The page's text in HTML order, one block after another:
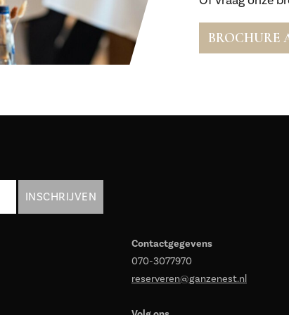
BROCHURE
Contactgegevens
070-3077970
reserveren@ganzenest.nl